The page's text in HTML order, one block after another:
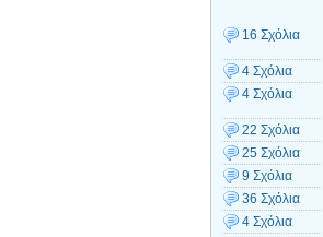
16 Σχόλια
4 Σχόλια
4 Σχόλια
22 Σχόλια
25 Σχόλια
9 Σχόλια
36 Σχόλια
4 Σχόλια